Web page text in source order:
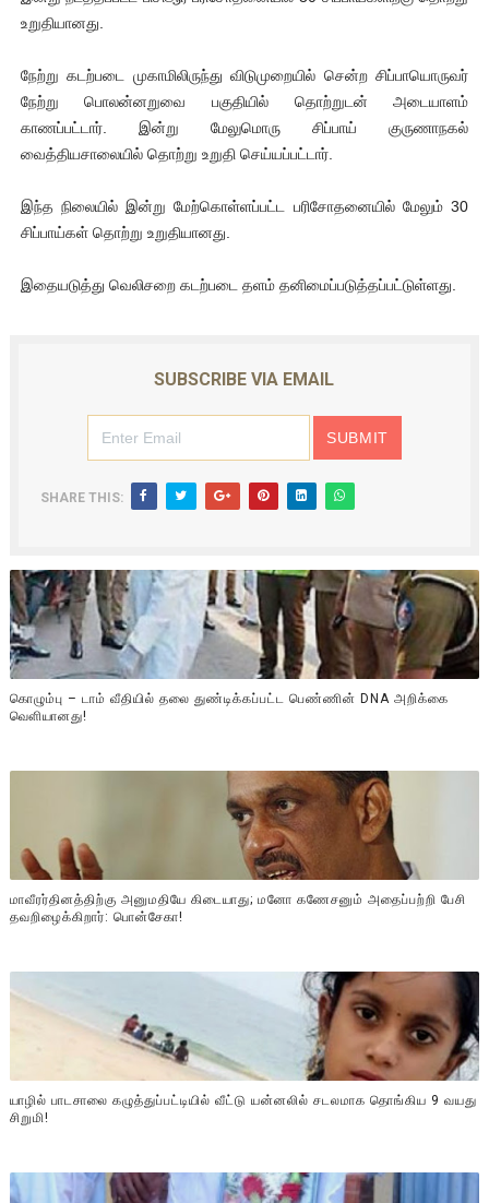
ஐ.நா முன்றலில் சீரற்ற காலநிலையிலும் தமிழின அழிப்பிற்கு
இளையராஜா – கமல் அவசர சந்திப்பு (படங்கள், விடியோ)
ஜனாதிபதி ஐக்கிய நாடுகளின் பொதுச் சபை கூட்டத்தில் இன்று
வலிமை தான் அஜித் திரைப்பயணத்திலே அதிக காலெக்ஷன் செய்த
உறுதியானது.
நேற்று கடற்படை முகாமிலிருந்து விடுமுறையில் சென்ற சிப்பாயொருவர்
நேற்று பொலன்னறுவை பகுதியில் தொற்றுடன் அடையாளம்
காணப்பட்டார். இன்று மேலுமொரு சிப்பாய் குருணாநகல்
வைத்தியசாலையில் தொற்று உறுதி செய்யப்பட்டார்.
இந்த நிலையில் இன்று மேற்கொள்ளப்பட்ட பரிசோதனையில் மேலும் 30
சிப்பாய்கள் தொற்று உறுதியானது.
இதையடுத்து வெலிசறை கடற்படை தளம் தனிமைப்படுத்தப்பட்டுள்ளது.
SUBSCRIBE VIA EMAIL
SHARE THIS:
கொழும்பு – டாம் வீதியில் தலை துண்டிக்கப்பட்ட பெண்ணின் DNA அறிக்கை
வௌியானது!
மாவீரர்தினத்திற்கு அனுமதியே கிடையாது; மனோ கணேசனும் அதைப்பற்றி பேசி
தவறிழைக்கிறார்: பொன்சேகா!
யாழில் பாடசாலை கழுத்துப்பட்டியில் வீட்டு யன்னலில் சடலமாக தொங்கிய 9 வயது
சிறுமி!